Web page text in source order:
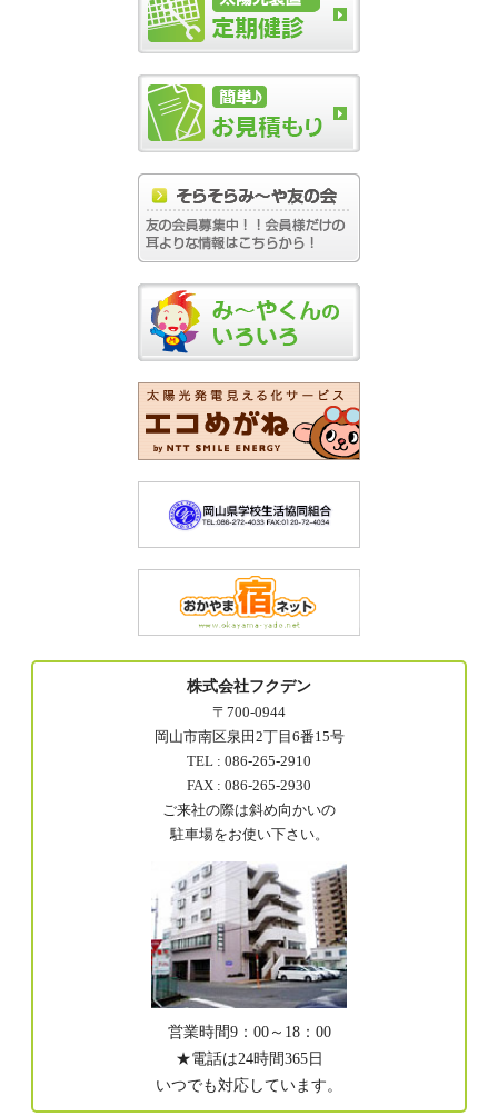
株式会社フクデン
〒700-0944
岡山市南区泉田2丁目6番15号
TEL : 086-265-2910
FAX : 086-265-2930
ご来社の際は斜め向かいの
駐車場をお使い下さい。
営業時間9：00～18：00
★電話は24時間365日
いつでも対応しています。